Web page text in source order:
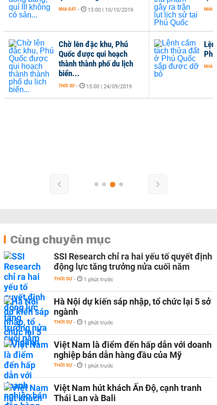
NHÀ
NHÀ ĐẤT - 13:00 | 10/10/2019
Chờ lên đặc khu, Phú
Quốc được qui hoạch
thành thành phố du lịch
biển...
THỜI SỰ - 15:00 | 24/09/2019
NHÀ
Cùng chuyên mục
SSI Research chỉ ra hai yếu tố quyết định
động lực tăng trưởng nửa cuối năm
THỜI SỰ - 1 phút trước
Hà Nội dự kiến sáp nhập, tổ chức lại 5 sở
ngành
THỜI SỰ - 1 phút trước
Việt Nam là điểm đến hấp dẫn với doanh
nghiệp bán dẫn hàng đầu của Mỹ
THỜI SỰ - 1 phút trước
Việt Nam hút khách Ấn Độ, cạnh tranh
Thái Lan và Bali